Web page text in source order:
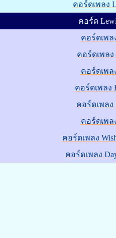
คอร์ดเพลง
คอร์ด
คอร์ดเพล
คอร์ดเพลง
คอร์ดเพล
คอร์ดเพลง
คอร์ดเพลง
คอร์ดเพล
คอร์ดเพลง
คอร์ดเพลง